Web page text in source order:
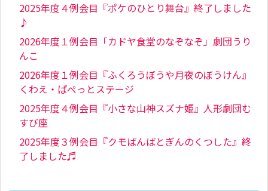
2025年度４例会目『ポケのひとり舞台』終了しました
♪
2026年度１例会目「カドヤ食堂のなぞなぞ」劇団うり
んこ
2026年度１例会目『ふくろうぼうや月夜のぼうけん』
くわえ・ぱぺっとステージ
2025年度４例会目『小さな山神スズナ姫』人形劇団む
すび座
2025年度３例会目『クモばんばとぎんのくつした』終
了しました♬